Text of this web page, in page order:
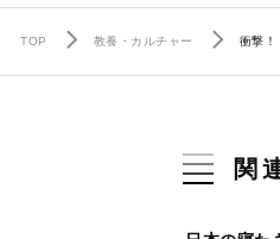
TOP 教養・カルチャー 衝撃！
関